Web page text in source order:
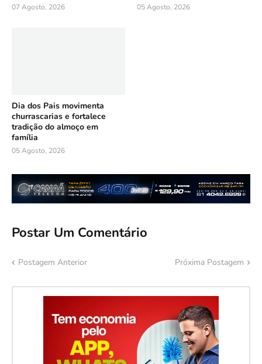
07 Agosto, 2026 05 Agosto, 2026
Dia dos Pais movimenta
churrascarias e fortalece
tradição do almoço em
família
05 Agosto, 2026
Postar Um Comentário
Postagem Anterior Próxima Postagem